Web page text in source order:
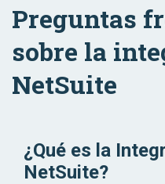
Preguntas
sobre la
NetSuite
¿Qué es la
NetSuite?